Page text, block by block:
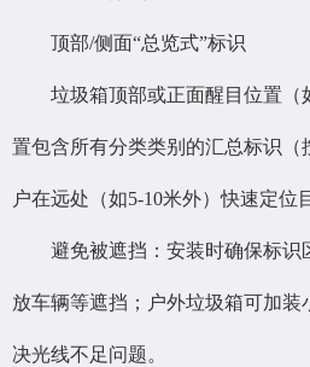
顶部/侧面“总览式”标识
垃圾箱顶部或正面醒目位置（
置包含所有分类类别的汇总标识（
户在远处（如5-10米外）快速定位
避免被遮挡：安装时确保标识
放车辆等遮挡；户外垃圾箱可加
决光线不足问题。